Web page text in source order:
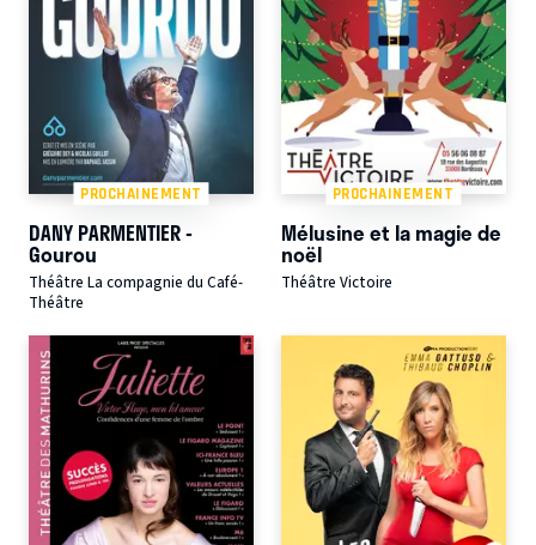
PROCHAINEMENT
DANY PARMENTIER -
Gourou
Théâtre La compagnie du Café-
Théâtre
PROCHAINEMENT
Mélusine et la magie de
noël
Théâtre Victoire